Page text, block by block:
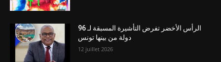
الرأس الأخضر تفرض التأشيرة المسبقة لـ 96
دولة من بينها تونس
12 juillet 2026